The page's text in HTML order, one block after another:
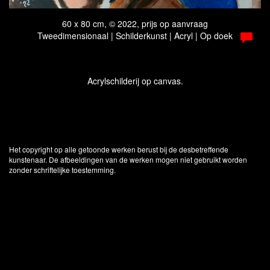
60 x 80 cm, © 2022, prijs op aanvraag
Tweedimensionaal | Schilderkunst | Acryl | Op doek
Acrylschilderij op canvas.
Het copyright op alle getoonde werken berust bij de desbetreffende
kunstenaar. De afbeeldingen van de werken mogen niet gebruikt worden
zonder schriftelijke toestemming.